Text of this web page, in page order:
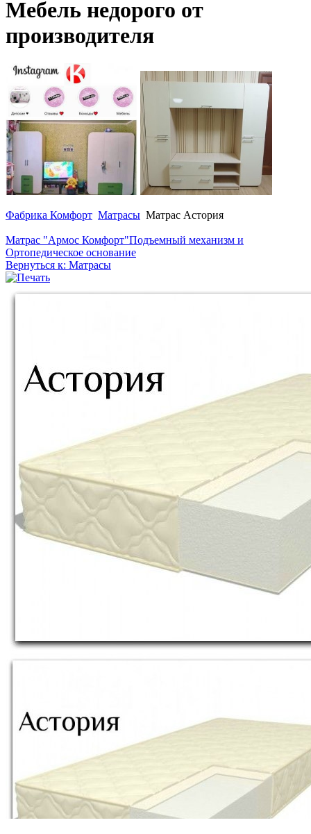
Мебель недорого от
производителя
Фабрика Комфорт Матрасы Матрас Астория
Матрас "Армос Комфорт"Подъемный механизм и
Ортопедическое основание
Вернуться к: Матрасы